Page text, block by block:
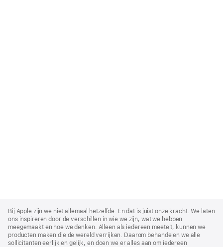
Footer
Bij Apple zijn we niet allemaal hetzelfde. En dat is juist onze kracht. We laten
ons inspireren door de verschillen in wie we zijn, wat we hebben
meegemaakt en hoe we denken. Alleen als iedereen meetelt, kunnen we
producten maken die de wereld verrijken. Daarom behandelen we alle
sollicitanten eerlijk en gelijk, en doen we er alles aan om iedereen